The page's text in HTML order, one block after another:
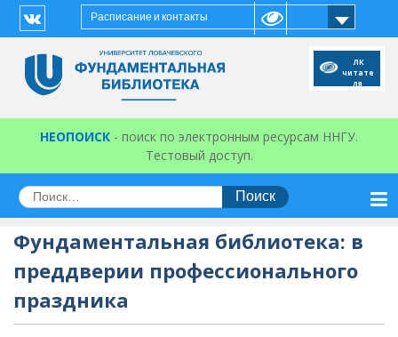
Перейти
Расписание и контакты
Vk
ЛК
читате
ля
НЕОПОИСК - поиск по электронным ресурсам ННГУ.
Тестовый доступ.
Искать:
Фундаментальная библиотека: в
преддверии профессионального
праздника